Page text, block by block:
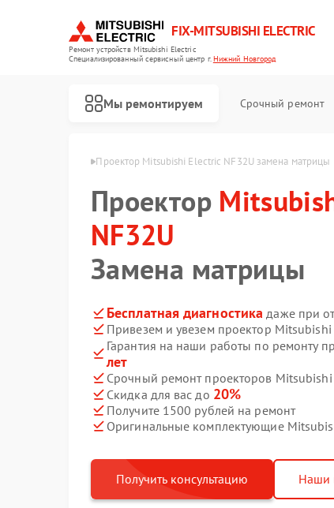
FIX-MITSUBISHI ELECTRIC
Ремонт устройств Mitsubishi Electric
Специализированный cервисный центр г.Нижний Новгород
Мы ремонтируем Срочный ремонт
Нижнем Новгороде Проектор Mitsubishi Electric NF32U замена матрицы
Проектор
NF32U
Замена матрицы
Бесплатная диагностика даже при
Привезем и увезем проектор
Гарантия на наши работы по ремонту
лет
Срочный ремонт проекторов Mitsubishi
Скидка для вас до 20%
Получите 1500 рублей на ремонт
Оригинальные комплектующие
Получить консультацию Наши